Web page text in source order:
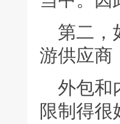
第二，
游供应商
外包和
限制得很